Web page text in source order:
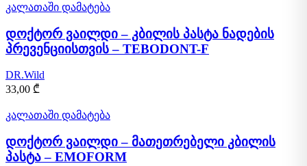
კალათაში დამატება
დოქტორ ვაილდი – კბილის პასტა ნადების
პრევენციისთვის – TEBODONT-F
DR.Wild
33,00 ₾
კალათაში დამატება
დოქტორ ვაილდი – მათეთრებელი კბილის
პასტა – EMOFORM